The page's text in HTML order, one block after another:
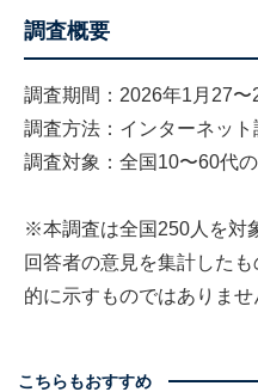
調査概要
調査期間：2026年1月27〜
調査方法：インターネット
調査対象：全国10〜60代
※本調査は全国250人を対
回答者の意見を集計した
的に示すものではありませ
こちらもおすすめ